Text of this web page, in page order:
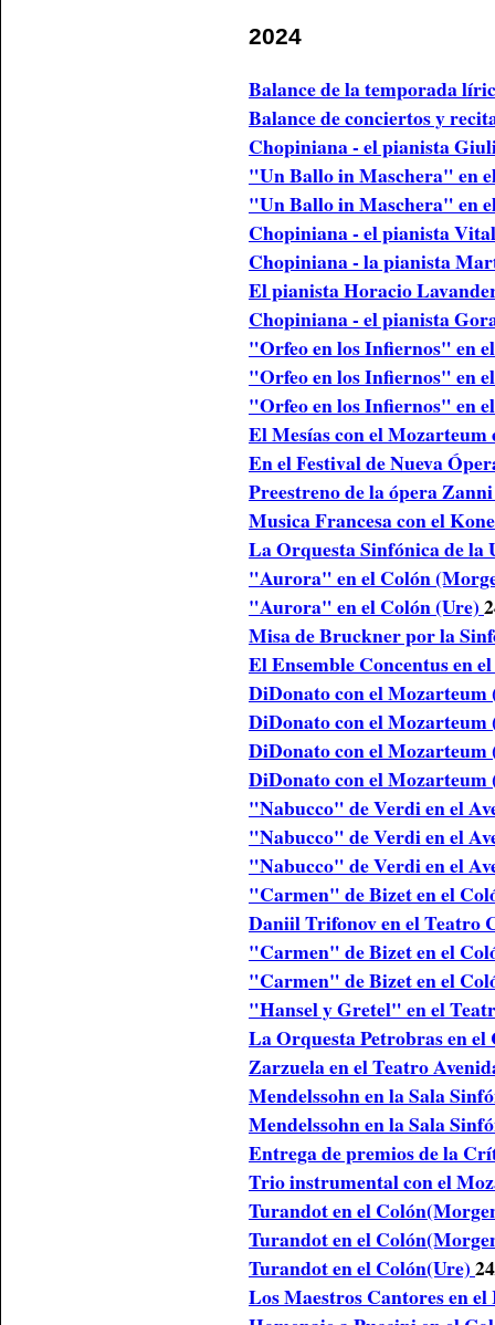
2024
Balance de la temporada
Balance de conciertos y
Chopiniana - el pianista
"Un Ballo in Maschera" en
"Un Ballo in Maschera" en
Chopiniana - el pianista
Chopiniana - la pianista
El pianista Horacio
Chopiniana - el pianista
"Orfeo en los Infiernos" en
"Orfeo en los Infiernos" en
"Orfeo en los Infiernos" en
El Mesías con el
En el Festival de Nueva
Preestreno de la ópera
Musica Francesa con el
La Orquesta Sinfónica de la
"Aurora" en el Colón
"Aurora" en el Colón (Ure)
Misa de Bruckner por la
El Ensemble Concentus en
DiDonato con el
DiDonato con el
DiDonato con el Mozarteum
DiDonato con el Mozarteum
"Nabucco" de Verdi en el
"Nabucco" de Verdi en el
"Nabucco" de Verdi en el
"Carmen" de Bizet en el
Daniil Trifonov en el Teatro
"Carmen" de Bizet en el
"Carmen" de Bizet en el
"Hansel y Gretel" en el
La Orquesta Petrobras en
Zarzuela en el Teatro
Mendelssohn en la Sala
Mendelssohn en la Sala
Entrega de premios de la
Trio instrumental con el
Turandot en el
Turandot en el
Turandot en el Colón(Ure)
Los Maestros Cantores en